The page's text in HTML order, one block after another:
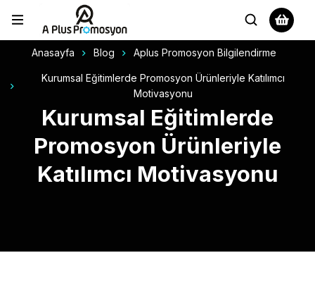
Anasayfa Blog Aplus Promosyon Bilgilendirme
Kurumsal Eğitimlerde Promosyon Ürünleriyle Katılımcı
Motivasyonu
Kurumsal Eğitimlerde
Promosyon Ürünleriyle
Katılımcı Motivasyonu